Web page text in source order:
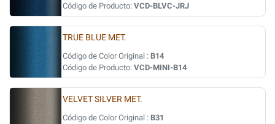
Código de Producto: VCD-BLVC-JRJ
TRUE BLUE MET.
Código de Color Original : B14
Código de Producto: VCD-MINI-B14
VELVET SILVER MET.
Código de Color Original : B31